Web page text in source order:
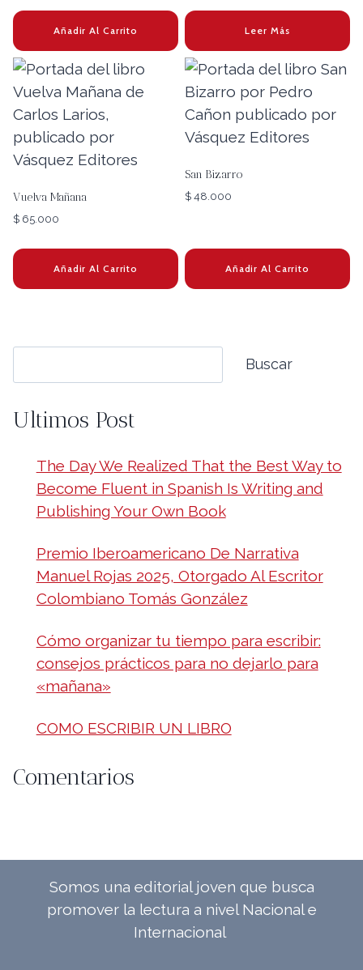
Añadir Al Carrito Leer Más
Vuelva Mañana
$ 65.000
Añadir Al Carrito
San Bizarro
$ 48.000
Añadir Al Carrito
Buscar
Ultimos Post
The Day We Realized That the Best Way to
Become Fluent in Spanish Is Writing and
Publishing Your Own Book
Premio Iberoamericano De Narrativa
Manuel Rojas 2025, Otorgado Al Escritor
Colombiano Tomás González
Cómo organizar tu tiempo para escribir:
consejos prácticos para no dejarlo para
«mañana»
COMO ESCRIBIR UN LIBRO
Comentarios
Somos una editorial joven que busca
promover la lectura a nivel Nacional e
Internacional